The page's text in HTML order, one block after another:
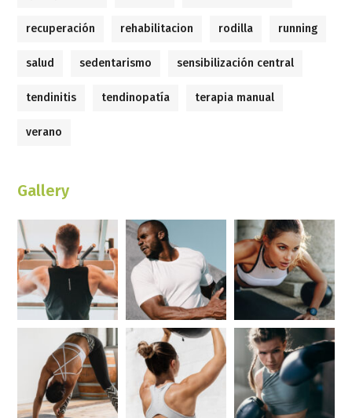
recuperación rehabilitacion rodilla running
salud sedentarismo sensibilización central
tendinitis tendinopatía terapia manual
verano
Gallery